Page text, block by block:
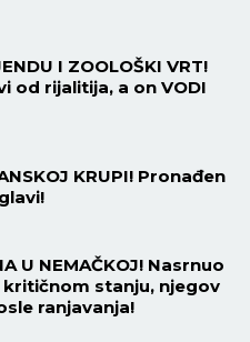
I ZOOLOŠKI VRT!
od rijalitija, a on VODI
KRUPI! Pronađen
U NEMAČKOJ! Nasrnuo
kritičnom stanju, njegov
ranjavanja!